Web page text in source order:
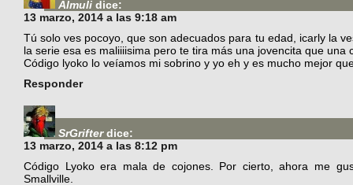
Almuli dice:
13 marzo, 2014 a las 9:18 am
Tú solo ves pocoyo, que son adecuados para tu edad, icarly la
la serie esa es maliiiisima pero te tira más una jovencita que
Código lyoko lo veíamos mi sobrino y yo eh y es mucho mejor
Responder
SrGrifter dice:
13 marzo, 2014 a las 8:12 pm
Código Lyoko era mala de cojones. Por cierto, ahora me
Smallville.